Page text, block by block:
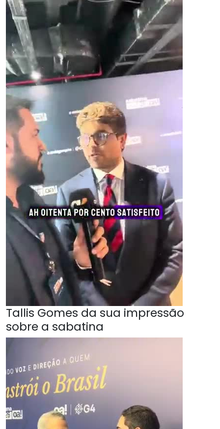
Tallis Gomes da sua impressão
sobre a sabatina